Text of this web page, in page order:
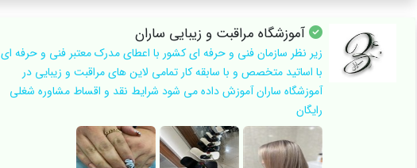
آموزشگاه مراقبت و زیبایی ساران
زیر نظر سازمان فنی و حرفه ای کشور با اعطای مدرک معتبر فنی و حرفه ای
با اساتید متخصص و با سابقه کار تمامی لاین های مراقبت و زیبایی در
آموزشگاه ساران آموزش داده می شود شرایط نقد و اقساط مشاوره شغلی
رایگان